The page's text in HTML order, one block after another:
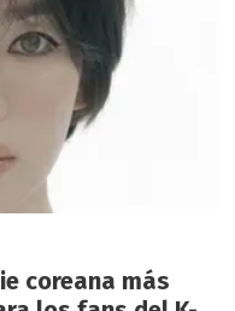
coreana más